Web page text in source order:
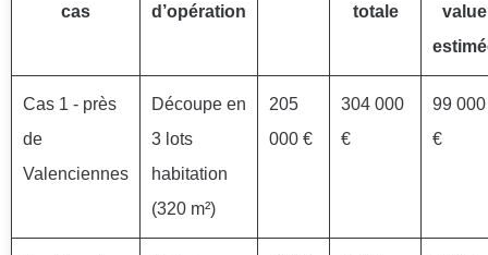
cas
d’opération
totale
value
Cas 1 - près
de
Valenciennes
Découpe en
3 lots
habitation
(320 m²)
205
000 €
304 000
€
99 000
€